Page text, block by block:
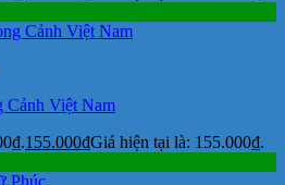
Cảnh Việt Nam
155.000₫Giá hiện tại là: 155.000₫.